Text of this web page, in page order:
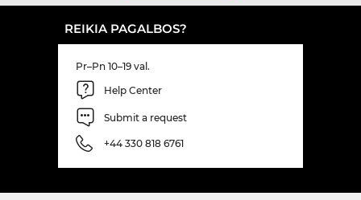
REIKIA PAGALBOS?
Pr–Pn 10–19 val.
Help Center
Submit a request
+44 330 818 6761